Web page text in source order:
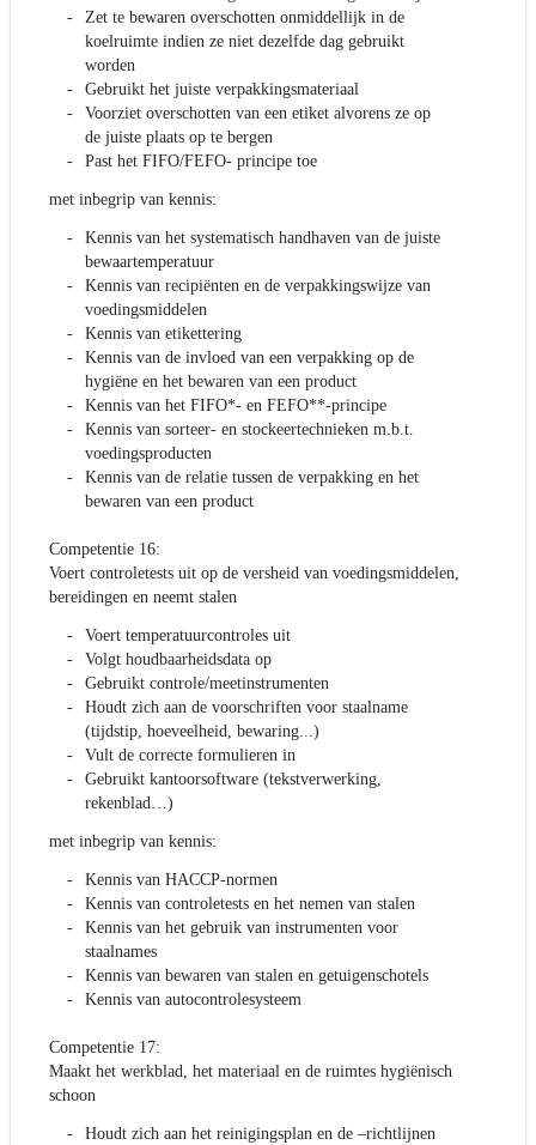
Zet te bewaren overschotten onmiddellijk in de
koelruimte indien ze niet dezelfde dag gebruikt
worden
Gebruikt het juiste verpakkingsmateriaal
Voorziet overschotten van een etiket alvorens ze op
de juiste plaats op te bergen
Past het FIFO/FEFO- principe toe
met inbegrip van kennis:
Kennis van het systematisch handhaven van de juiste
bewaartemperatuur
Kennis van recipiënten en de verpakkingswijze van
voedingsmiddelen
Kennis van etikettering
Kennis van de invloed van een verpakking op de
hygiëne en het bewaren van een product
Kennis van het FIFO*- en FEFO**-principe
Kennis van sorteer- en stockeertechnieken m.b.t.
voedingsproducten
Kennis van de relatie tussen de verpakking en het
bewaren van een product
Competentie 16:
Voert controletests uit op de versheid van voedingsmiddelen,
bereidingen en neemt stalen
Voert temperatuurcontroles uit
Volgt houdbaarheidsdata op
Gebruikt controle/meetinstrumenten
Houdt zich aan de voorschriften voor staalname
(tijdstip, hoeveelheid, bewaring...)
Vult de correcte formulieren in
Gebruikt kantoorsoftware (tekstverwerking,
rekenblad…)
met inbegrip van kennis:
Kennis van HACCP-normen
Kennis van controletests en het nemen van stalen
Kennis van het gebruik van instrumenten voor
staalnames
Kennis van bewaren van stalen en getuigenschotels
Kennis van autocontrolesysteem
Competentie 17:
Maakt het werkblad, het materiaal en de ruimtes hygiënisch
schoon
Houdt zich aan het reinigingsplan en de –richtlijnen